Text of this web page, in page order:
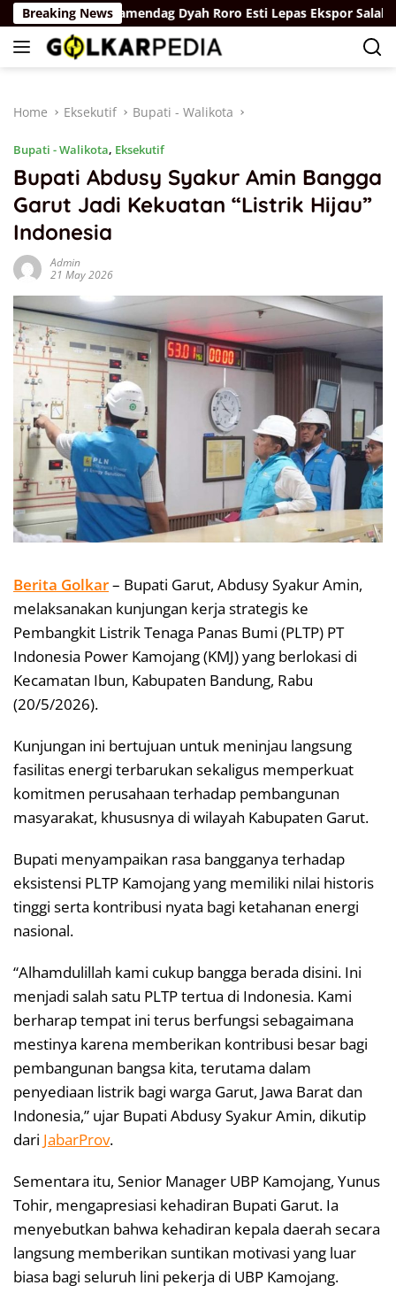
Skip
to
content
Breaking NewsWamendag Dyah Roro Esti Lepas Ekspor Salak
Home Eksekutif Bupati - Walikota
Bupati - Walikota, Eksekutif
Bupati Abdusy Syakur Amin Bangga
Garut Jadi Kekuatan “Listrik Hijau”
Indonesia
Admin
21 May 2026
Berita Golkar– Bupati Garut, Abdusy Syakur Amin,
melaksanakan kunjungan kerja strategis ke
Pembangkit Listrik Tenaga Panas Bumi (PLTP) PT
Indonesia Power Kamojang (KMJ) yang berlokasi di
Kecamatan Ibun, Kabupaten Bandung, Rabu
(20/5/2026).
Kunjungan ini bertujuan untuk meninjau langsung
fasilitas energi terbarukan sekaligus memperkuat
komitmen perusahaan terhadap pembangunan
masyarakat, khususnya di wilayah Kabupaten Garut.
Bupati menyampaikan rasa bangganya terhadap
eksistensi PLTP Kamojang yang memiliki nilai historis
tinggi serta kontribusi nyata bagi ketahanan energi
nasional.
“Alhamdulillah kami cukup bangga berada disini. Ini
menjadi salah satu PLTP tertua di Indonesia. Kami
berharap tempat ini terus berfungsi sebagaimana
mestinya karena memberikan kontribusi besar bagi
pembangunan bangsa kita, terutama dalam
penyediaan listrik bagi warga Garut, Jawa Barat dan
Indonesia,” ujar Bupati Abdusy Syakur Amin, dikutip
dari JabarProv.
Sementara itu, Senior Manager UBP Kamojang, Yunus
Tohir, mengapresiasi kehadiran Bupati Garut. Ia
menyebutkan bahwa kehadiran kepala daerah secara
langsung memberikan suntikan motivasi yang luar
biasa bagi seluruh lini pekerja di UBP Kamojang.